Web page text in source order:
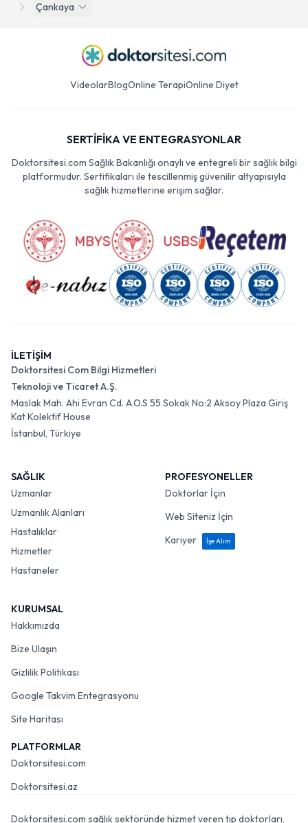
Çankaya
VideolarBlogOnline TerapiOnline Diyet
SERTİFİKA VE ENTEGRASYONLAR
Doktorsitesi.com Sağlık Bakanlığı onaylı ve entegreli bir sağlık bilgi
platformudur. Sertifikaları ile tescillenmiş güvenilir altyapısıyla
sağlık hizmetlerine erişim sağlar.
İLETİŞİM
Doktorsitesi Com Bilgi Hizmetleri
Teknoloji ve Ticaret A.Ş.
Maslak Mah. Ahi Evran Cd. A.O.S 55 Sokak No:2 Aksoy Plaza Giriş
Kat Kolektif House
İstanbul, Türkiye
SAĞLIK
Uzmanlar
Uzmanlık Alanları
Hastalıklar
Hizmetler
Hastaneler
PROFESYONELLER
Doktorlar İçin
Web Siteniz İçin
Kariyer
İşe Alım
KURUMSAL
Hakkımızda
Bize Ulaşın
Gizlilik Politikası
Google Takvim Entegrasyonu
Site Haritası
PLATFORMLAR
Doktorsitesi.com
Doktorsitesi.az
Doktorsitesi.com sağlık sektöründe hizmet veren tıp doktorları,